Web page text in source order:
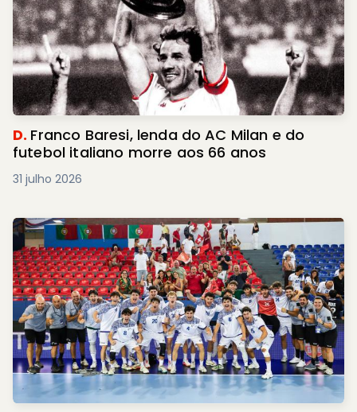
D. Franco Baresi, lenda do AC Milan e do
futebol italiano morre aos 66 anos
31 julho 2026